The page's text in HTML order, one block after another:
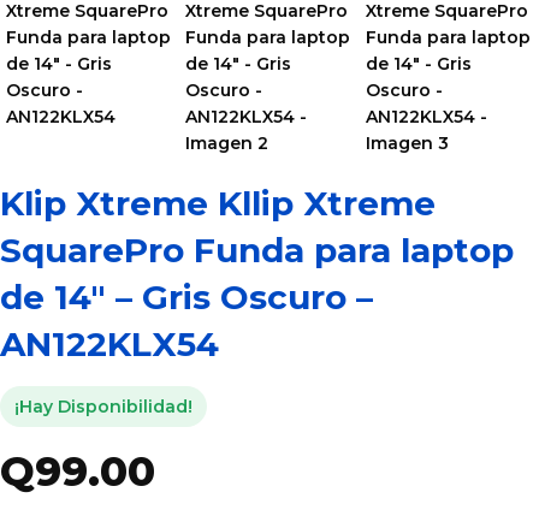
Klip Xtreme Kllip Xtreme
SquarePro Funda para laptop
de 14″ – Gris Oscuro –
AN122KLX54
¡Hay Disponibilidad!
Q99.00